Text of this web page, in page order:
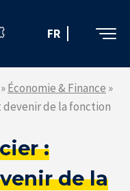
FR
»Économie & Finance »
de la fonction
:
de la